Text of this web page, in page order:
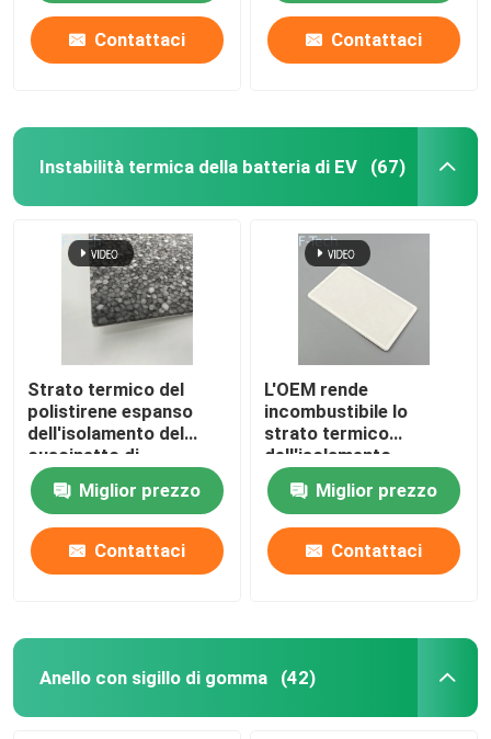
Contattaci Contattaci
Instabilità termica della batteria di EV (67)
Strato termico del
polistirene espanso
dell'isolamento del
cuscinetto di
compressione di
instabilità della
batteria di EV
Miglior prezzo
Contattaci
L'OEM rende
incombustibile lo
strato termico
dell'isolamento
dell'aerogel di
instabilità della
batteria di EV
Miglior prezzo
Contattaci
Anello con sigillo di gomma (42)